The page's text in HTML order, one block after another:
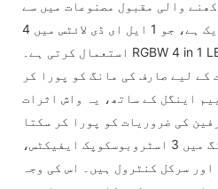
والی مقبول مصنوعات میں سے
ایک ہے، جو 1 ایل ای ڈی لائٹس میں 4W RGBW 4 کے 54 ٹکڑے
استعمال کرتی ہے۔ RGBW 4 in 1 LED لائٹس سرخ، سبز، نیلے
کے لیے صارف کی مانگ کو پورا کر
کے وسیع بیم اینگل کے ساتھ، یہ واش اثرات
کی ضروریات کو پورا کر سکتا
ہے۔ اس کی بلٹ ان پروگرامنگ میں 3 اسٹروبوسکوپک ایفیکٹس،
مکسڈ کلر، 13 آٹو اور سرکل کنٹرول ہیں۔ اس کی وجہ